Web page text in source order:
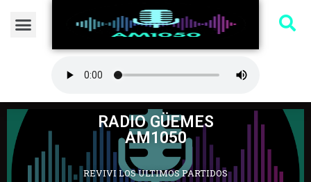
RADIO GÜEMES
AM1050
REVIVI LOS ULTIMOS PARTIDOS